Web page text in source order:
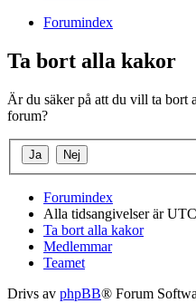
Forumindex
Ta bort alla kakor
Är du säker på att du vill ta bort
forum?
Forumindex
Alla tidsangivelser är
Ta bort alla kakor
Medlemmar
Teamet
Drivs av phpBB® Forum